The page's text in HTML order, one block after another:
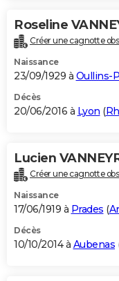
Roseline
Créer une cagnotte
Naissance
23/09/1929 à Oullins-
Décès
20/06/2016 à Lyon (
Lucien
Créer une cagnotte
Naissance
17/06/1919 à Prades (
Décès
10/10/2014 à Aubenas